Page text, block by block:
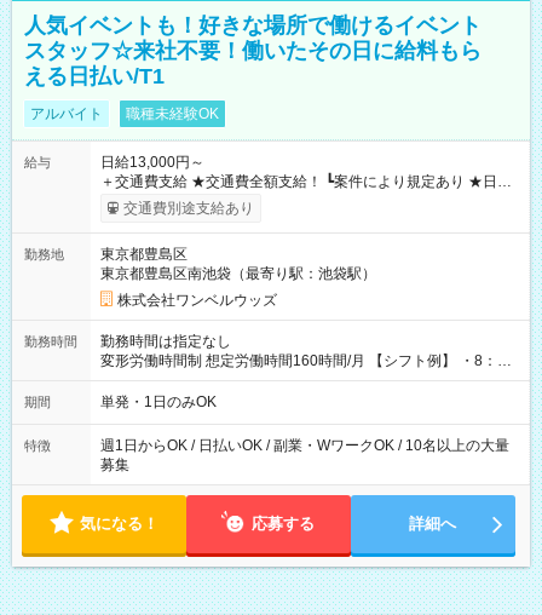
人気イベントも！好きな場所で働けるイベント
スタッフ☆来社不要！働いたその日に給料もら
える日払い/T1
アルバイト 職種未経験OK
給与
日給13,000円～
＋交通費支給 ★交通費全額支給！ ┗案件により規定あり ★日払
いOK！（規定あり） ┗働いたその日に現金GET♪ お仕事後はコ
ンビニATMから 日払い分を引き落とせます！ 【試用期間】試
交通費別途支給あり
勤務地
東京都豊島区
東京都豊島区南池袋（最寄り駅：池袋駅）
株式会社ワンベルウッズ
勤務時間
勤務時間は指定なし
変形労働時間制 想定労働時間160時間/月 【シフト例】 ・8：00
～21：00
期間 単発・1日のみOK
特徴
週1日からOK / 日払いOK / 副業・WワークOK / 10名以上の大量
募集
気になる！ 応募する 詳細へ